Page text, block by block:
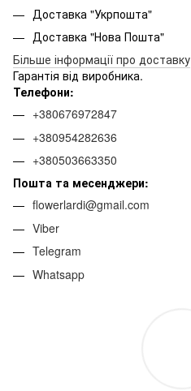
Доставка "Укрпошта"
Доставка "Нова Пошта"
Більше інформації про доставку
Гарантія від виробника.
Телефони:
+380676972847
+380954282636
+380503663350
Пошта та месенджери:
flowerlardi@gmail.com
Viber
Telegram
Whatsapp